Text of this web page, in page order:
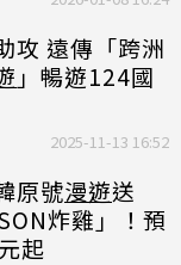
攻 遠傳「跨洲
」暢遊124國
2025-11-13 16:52
原號漫遊送
炸雞」！預
起